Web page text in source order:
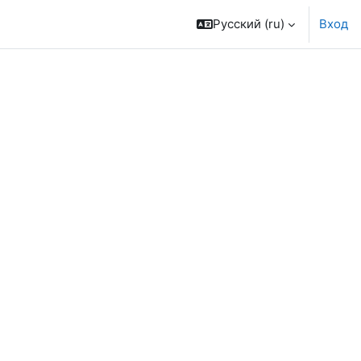
Русский ‎(ru)‎ Вход